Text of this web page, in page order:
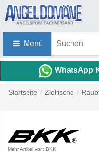
Menü
WhatsApp
Startseite / Zielfische /
Mehr Artikel von: BKK